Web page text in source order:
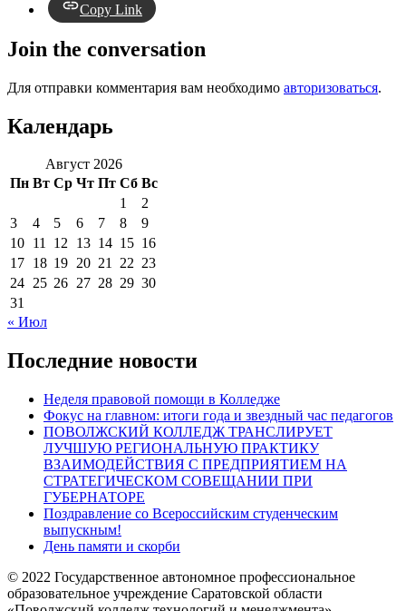
Copy Link
Join the conversation
Для отправки комментария вам необходимо авторизоваться.
Календарь
Август 2026
Пн Вт Ср Чт Пт Сб Вс
1
2
3
4 5 6 7 8
9
10 11 12 13 14 15 16
17 18 19 20 21 22 23
24 25 26 27 28 29 30
31
« Июл
Последние новости
Неделя правовой помощи в Колледже
Фокус на главном: итоги года и звездный час педагогов
ПОВОЛЖСКИЙ КОЛЛЕДЖ ТРАНСЛИРУЕТ
ЛУЧШУЮ РЕГИОНАЛЬНУЮ ПРАКТИКУ
ВЗАИМОДЕЙСТВИЯ С ПРЕДПРИЯТИЕМ НА
СТРАТЕГИЧЕСКОМ СОВЕЩАНИИ ПРИ
ГУБЕРНАТОРЕ
Поздравление со Всероссийским студенческим
выпускным!
День памяти и скорби
© 2022 Государственное автономное профессиональное
образовательное учреждение Саратовской области